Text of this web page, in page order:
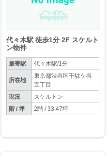
代々木駅 徒歩1分 2F スケルト
ン物件
最寄駅 代々木駅/1分
所在地
東京都渋谷区千駄ケ谷
五丁目
現況
スケルトン
階 / 坪
2階 / 33.47坪